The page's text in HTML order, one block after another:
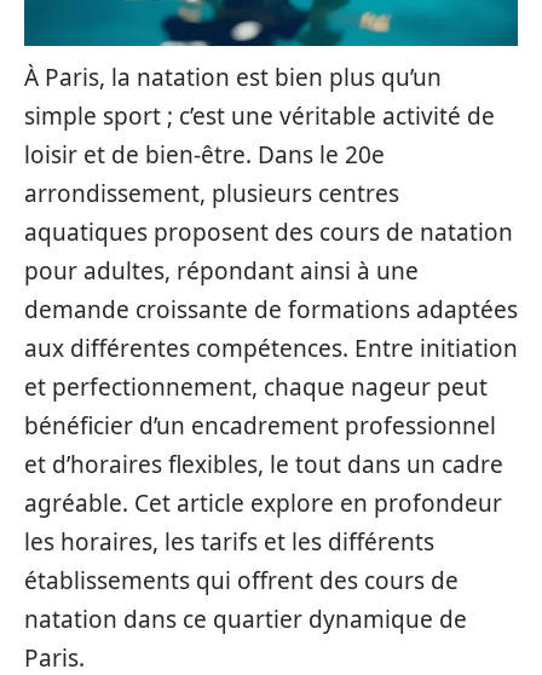
À Paris, la natation est bien plus qu’un
simple sport ; c’est une véritable activité de
loisir et de bien-être. Dans le 20e
arrondissement, plusieurs centres
aquatiques proposent des cours de natation
pour adultes, répondant ainsi à une
demande croissante de formations adaptées
aux différentes compétences. Entre initiation
et perfectionnement, chaque nageur peut
bénéficier d’un encadrement professionnel
et d’horaires flexibles, le tout dans un cadre
agréable. Cet article explore en profondeur
les horaires, les tarifs et les différents
établissements qui offrent des cours de
natation dans ce quartier dynamique de
Paris.